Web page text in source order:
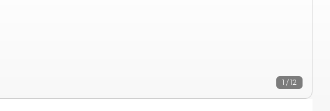
1 / 12